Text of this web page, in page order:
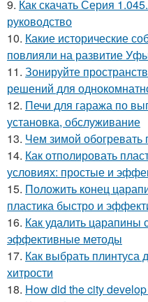
9. Как скачать Серия
руководство
10. Какие исторические
повлияли на развитие
11. Зонируйте
решений для
12. Печи для гаража по
установка, обслуживание
13. Чем зимой
14. Как отполировать
условиях: простые и
15. Положить конец
пластика быстро и
16. Как удалить царапины
эффективные методы
17. Как выбрать плинтуса
хитрости
18. How did the city